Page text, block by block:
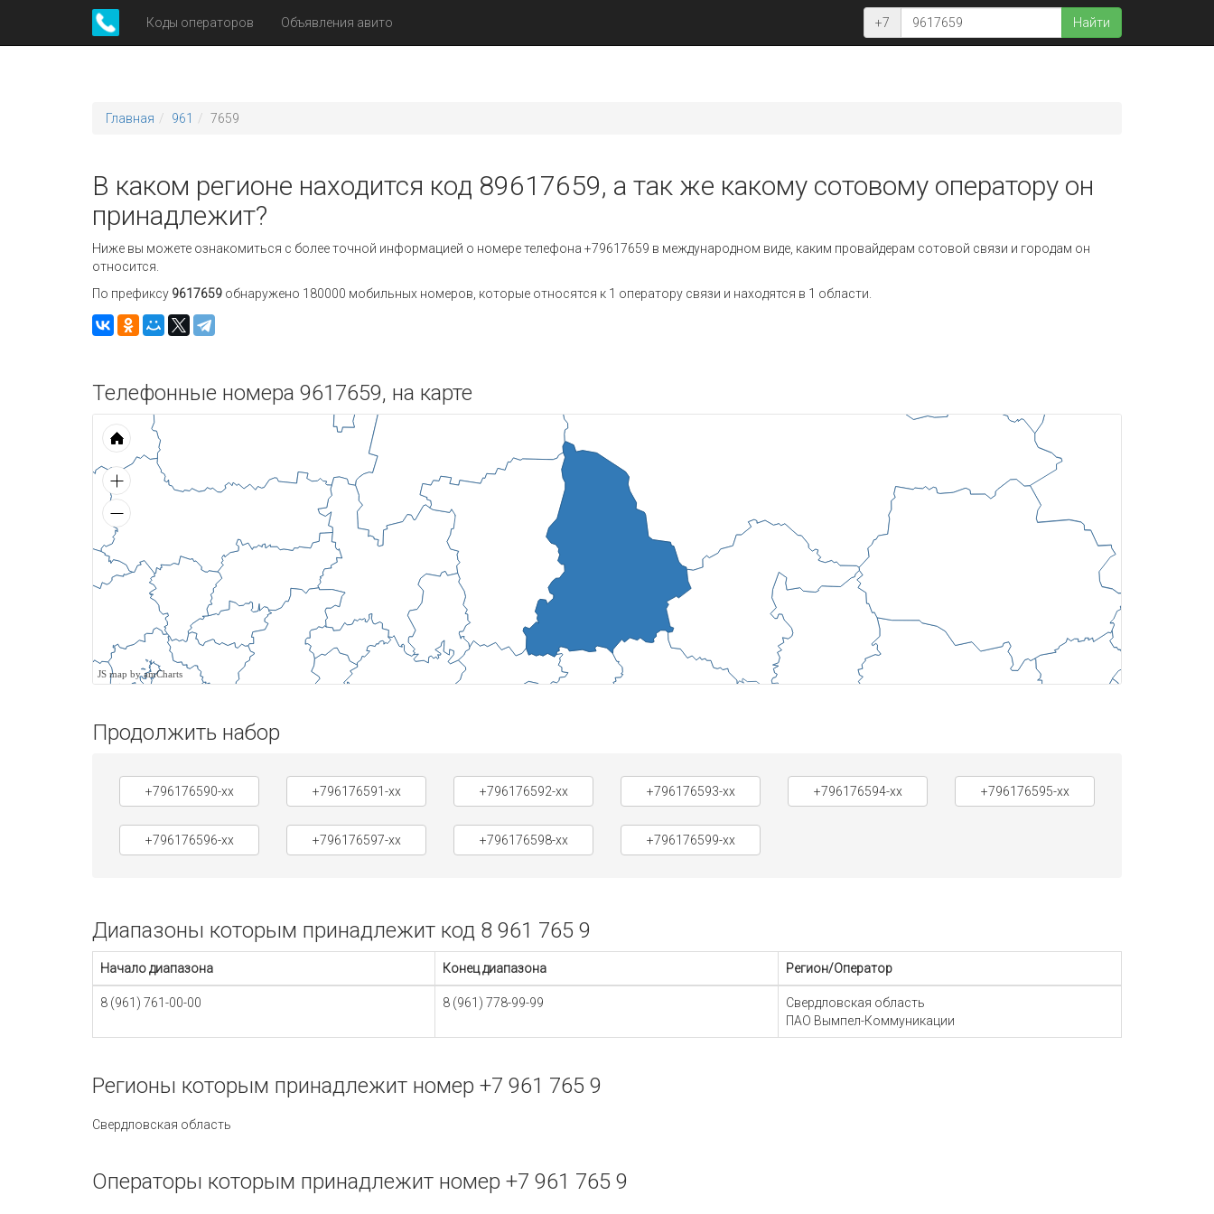
Коды операторов Объявления авито +7 Найти
Главная 961 7659
В каком регионе находится код 89617659, а так же какому сотовому оператору он
принадлежит?
Ниже вы можете ознакомиться с более точной информацией о номере телефона +79617659 в международном виде, каким провайдерам сотовой связи и городам он
относится.
По префиксу 9617659 обнаружено 180000 мобильных номеров, которые относятся к 1 оператору связи и находятся в 1 области.
Телефонные номера 9617659, на карте
JS map by amCharts
Продолжить набор
+796176590-xx +796176591-xx +796176592-xx +796176593-xx +796176594-xx +796176595-xx
+796176596-xx +796176597-xx +796176598-xx +796176599-xx
Диапазоны которым принадлежит код 8 961 765 9
Начало диапазона Конец диапазона Регион/Оператор
8 (961) 761-00-00 8 (961) 778-99-99
Свердловская область
ПАО Вымпел-Коммуникации
Регионы которым принадлежит номер +7 961 765 9
Свердловская область
Операторы которым принадлежит номер +7 961 765 9